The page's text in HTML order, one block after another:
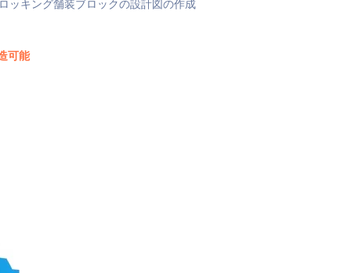
ッキング舗装ブロックの設計図の作成
可能